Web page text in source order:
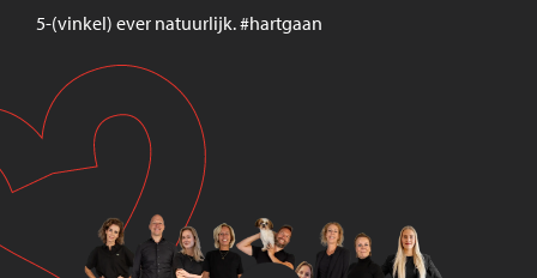
5-(vinkel) ever natuurlijk. #hartgaan